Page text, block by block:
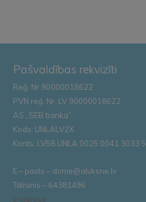
Pašvaldības rekvizīti
Reģ. Nr.90000018622
PVN reģ. Nr. LV 90000018622
AS „SEB banka”
Kods: UNLALV2X
Konts: LV58 UNLA 0025 0041 3033 5
E – pasts – dome@aluksne.lv
Tālrunis – 64381496
E-adrese